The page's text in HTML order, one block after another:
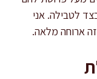
לטבילה. אני